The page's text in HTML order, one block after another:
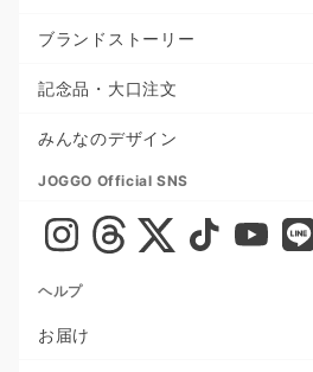
ブランドストーリー
記念品・大口注文
みんなのデザイン
JOGGO Official SNS
ヘルプ
お届け